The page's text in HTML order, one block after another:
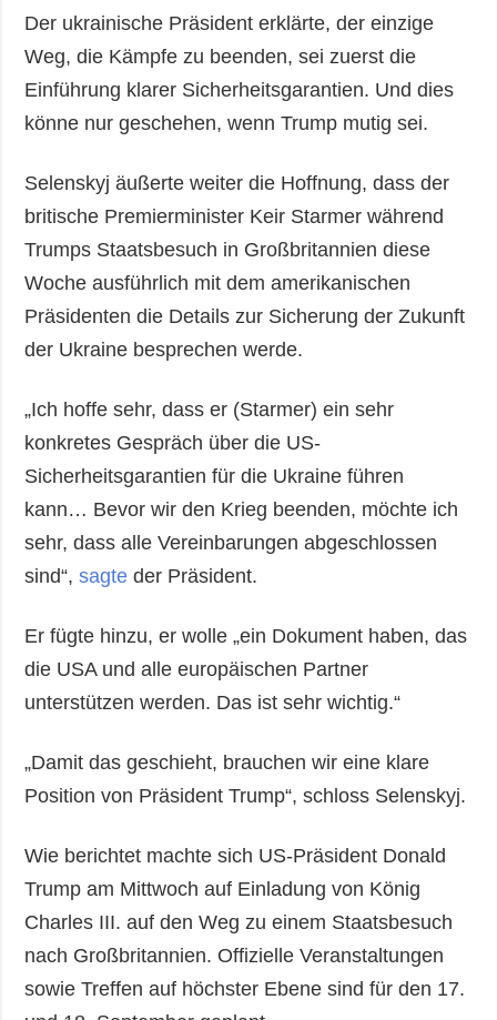
Der ukrainische Präsident erklärte, der einzige
Weg, die Kämpfe zu beenden, sei zuerst die
Einführung klarer Sicherheitsgarantien. Und dies
könne nur geschehen, wenn Trump mutig sei.
Selenskyj äußerte weiter die Hoffnung, dass der
britische Premierminister Keir Starmer während
Trumps Staatsbesuch in Großbritannien diese
Woche ausführlich mit dem amerikanischen
Präsidenten die Details zur Sicherung der Zukunft
der Ukraine besprechen werde.
„Ich hoffe sehr, dass er (Starmer) ein sehr
konkretes Gespräch über die US-
Sicherheitsgarantien für die Ukraine führen
kann… Bevor wir den Krieg beenden, möchte ich
sehr, dass alle Vereinbarungen abgeschlossen
sind“,sagte der Präsident.
Er fügte hinzu, er wolle „ein Dokument haben, das
die USA und alle europäischen Partner
unterstützen werden. Das ist sehr wichtig.“
„Damit das geschieht, brauchen wir eine klare
Position von Präsident Trump“, schloss Selenskyj.
Wie berichtet machte sich US-Präsident Donald
Trump am Mittwoch auf Einladung von König
Charles III. auf den Weg zu einem Staatsbesuch
nach Großbritannien. Offizielle Veranstaltungen
sowie Treffen auf höchster Ebene sind für den 17.